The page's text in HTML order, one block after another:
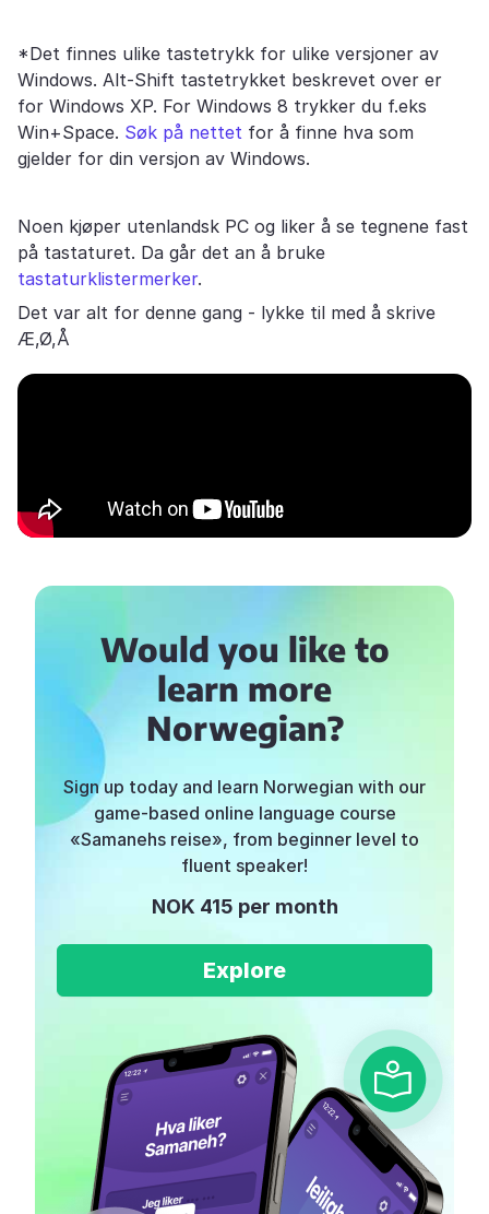
*Det finnes ulike tastetrykk for ulike versjoner av
Windows. Alt-Shift tastetrykket beskrevet over er
for Windows XP. For Windows 8 trykker du f.eks
Win+Space. Søk på nettet for å finne hva som
gjelder for din versjon av Windows.
Noen kjøper utenlandsk PC og liker å se tegnene fast
på tastaturet. Da går det an å bruke
tastaturklistermerker.
Det var alt for denne gang - lykke til med å skrive
Æ,Ø,Å
Would you like to
learn more
Norwegian?
Sign up today and learn Norwegian with our
game-based online language course
«Samanehs reise», from beginner level to
fluent speaker!
NOK 415 per month
Explore